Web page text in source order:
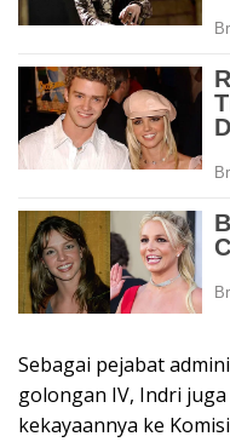
Sebagai pejabat
golongan IV, Indri
kekayaannya ke